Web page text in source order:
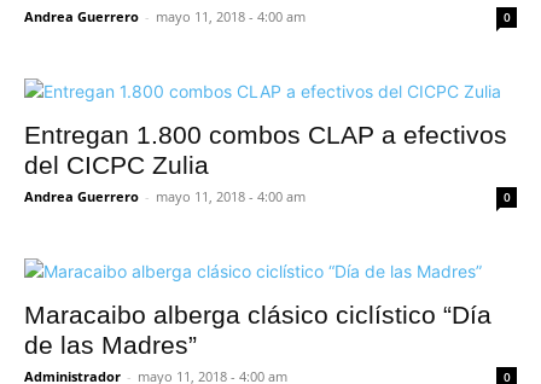
Andrea Guerrero - mayo 11, 2018 - 4:00 am 0
Entregan 1.800 combos CLAP a efectivos
del CICPC Zulia
Andrea Guerrero - mayo 11, 2018 - 4:00 am 0
Maracaibo alberga clásico ciclístico “Día
de las Madres”
Administrador - mayo 11, 2018 - 4:00 am 0